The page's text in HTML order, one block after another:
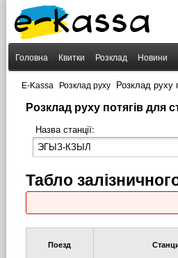
Головна Квитки Розклад Новини
E-Kassa Розклад руху Розклад
Розклад руху потягів для
Назва станції:
Табло
Поезд